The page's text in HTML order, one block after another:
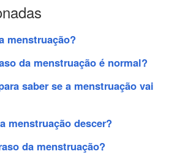
menstruação?
da menstruação é normal?
saber se a menstruação vai
menstruação descer?
da menstruação?